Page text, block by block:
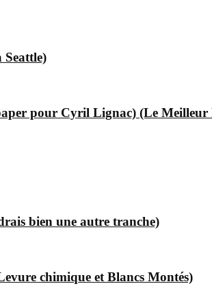
pour Cyril Lignac) (Le Meilleur
bien une autre tranche)
chimique et Blancs Montés)